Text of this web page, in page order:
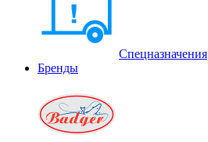
Спецназначения
Бренды